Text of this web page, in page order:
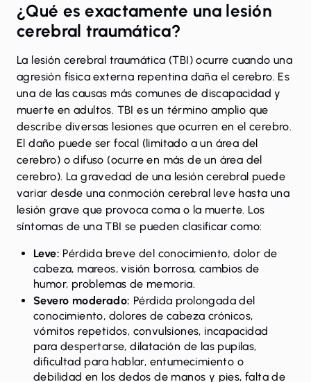
¿Qué es exactamente una lesión
cerebral traumática?
La lesión cerebral traumática (TBI) ocurre cuando una
agresión física externa repentina daña el cerebro. Es
una de las causas más comunes de discapacidad y
muerte en adultos. TBI es un término amplio que
describe diversas lesiones que ocurren en el cerebro.
El daño puede ser focal (limitado a un área del
cerebro) o difuso (ocurre en más de un área del
cerebro). La gravedad de una lesión cerebral puede
variar desde una conmoción cerebral leve hasta una
lesión grave que provoca coma o la muerte. Los
síntomas de una TBI se pueden clasificar como:
Leve: Pérdida breve del conocimiento, dolor de
cabeza, mareos, visión borrosa, cambios de
humor, problemas de memoria.
Severo moderado: Pérdida prolongada del
conocimiento, dolores de cabeza crónicos,
vómitos repetidos, convulsiones, incapacidad
para despertarse, dilatación de las pupilas,
dificultad para hablar, entumecimiento o
debilidad en los dedos de manos y pies, falta de